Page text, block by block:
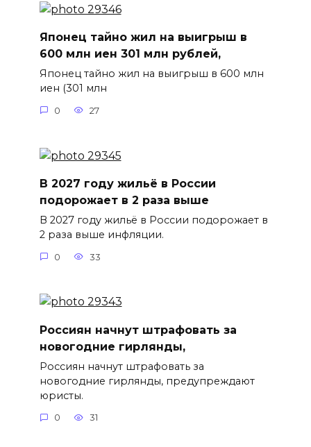
Японец тайно жил на выигрыш в
600 млн иен 301 млн рублей,
Японец тайно жил на выигрыш в 600 млн
иен (301 млн
0 27
В 2027 году жильё в России
подорожает в 2 раза выше
В 2027 году жильё в России подорожает в
2 раза выше инфляции.
0 33
Россиян начнут штрафовать за
новогодние гирлянды,
Россиян начнут штрафовать за
новогодние гирлянды, предупреждают
юристы.
0 31